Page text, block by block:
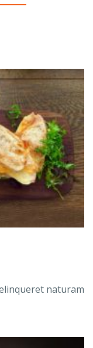
naturam